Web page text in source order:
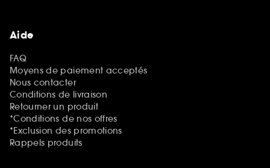
Aide
FAQ
Moyens de paiement acceptés
Nous contacter
Conditions de livraison
Retourner un produit
*Conditions de nos offres
*Exclusion des promotions
Rappels produits